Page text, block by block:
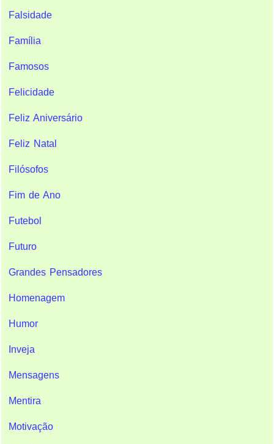
Falsidade
Família
Famosos
Felicidade
Feliz Aniversário
Feliz Natal
Filósofos
Fim de Ano
Futebol
Futuro
Grandes Pensadores
Homenagem
Humor
Inveja
Mensagens
Mentira
Motivação